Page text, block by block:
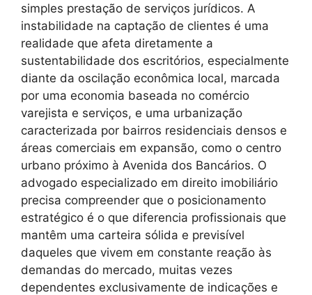
simples prestação de serviços jurídicos. A
instabilidade na captação de clientes é uma
realidade que afeta diretamente a
sustentabilidade dos escritórios, especialmente
diante da oscilação econômica local, marcada
por uma economia baseada no comércio
varejista e serviços, e uma urbanização
caracterizada por bairros residenciais densos e
áreas comerciais em expansão, como o centro
urbano próximo à Avenida dos Bancários. O
advogado especializado em direito imobiliário
precisa compreender que o posicionamento
estratégico é o que diferencia profissionais que
mantêm uma carteira sólida e previsível
daqueles que vivem em constante reação às
demandas do mercado, muitas vezes
dependentes exclusivamente de indicações e